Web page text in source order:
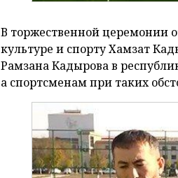
В торжественной церемонии
культуре и спорту Хамзат
Рамзана Кадырова в
а спортсменам при таких